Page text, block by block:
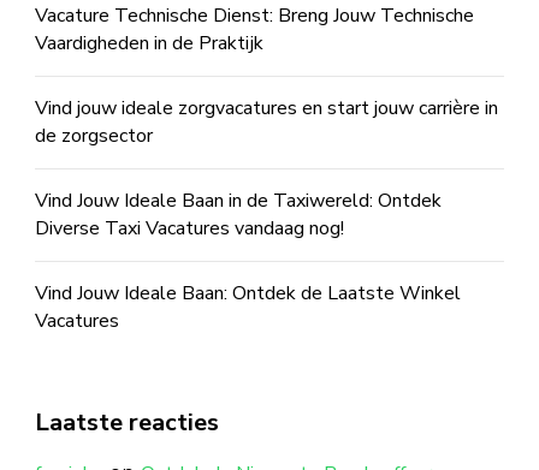
Vacature Technische Dienst: Breng Jouw Technische
Vaardigheden in de Praktijk
Vind jouw ideale zorgvacatures en start jouw carrière in
de zorgsector
Vind Jouw Ideale Baan in de Taxiwereld: Ontdek
Diverse Taxi Vacatures vandaag nog!
Vind Jouw Ideale Baan: Ontdek de Laatste Winkel
Vacatures
Laatste reacties